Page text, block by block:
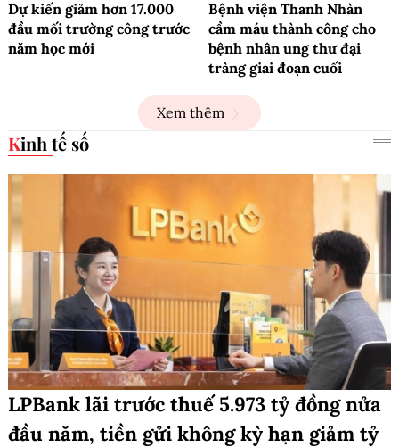
Dự kiến giảm hơn 17.000
đầu mối trường công trước
năm học mới
Bệnh viện Thanh Nhàn
cầm máu thành công cho
bệnh nhân ung thư đại
tràng giai đoạn cuối
Xem thêm
Kinh tế số
LPBank lãi trước thuế 5.973 tỷ đồng nửa
đầu năm, tiền gửi không kỳ hạn giảm tỷ